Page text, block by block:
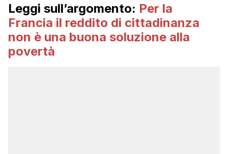
Leggi sull’argomento: Per la
Francia il reddito di cittadinanza
non è una buona soluzione alla
povertà